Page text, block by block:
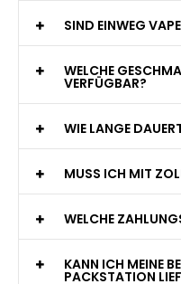
SIND EINWEG
WELCHE
VERFÜGBAR?
WIE LANGE
MUSS ICH MIT
WELCHE
KANN ICH MEINE
PACKSTATION